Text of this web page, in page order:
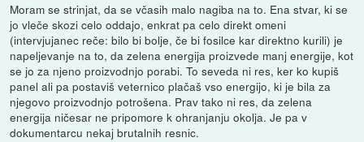
Moram se strinjat, da se včasih malo nagiba na to. Ena stvar, ki se
jo vleče skozi celo oddajo, enkrat pa celo direkt omeni
(intervjujanec reče: bilo bi bolje, če bi fosilce kar direktno kurili) je
napeljevanje na to, da zelena energija proizvede manj energije, kot
se jo za njeno proizvodnjo porabi. To seveda ni res, ker ko kupiš
panel ali pa postaviš veternico plačaš vso energijo, ki je bila za
njegovo proizvodnjo potrošena. Prav tako ni res, da zelena
energija ničesar ne pripomore k ohranjanju okolja. Je pa v
dokumentarcu nekaj brutalnih resnic.